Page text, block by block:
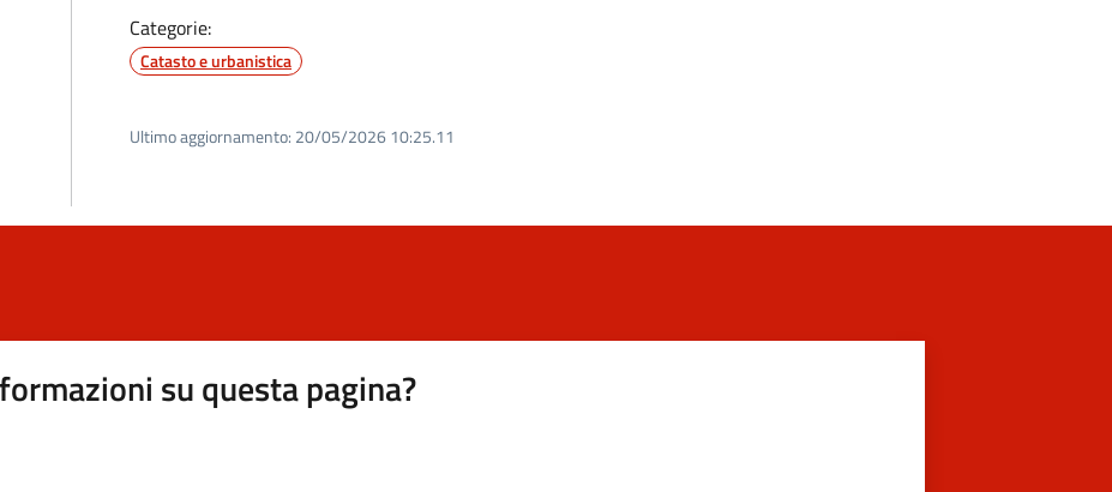
Categorie:
Catasto e urbanistica
Ultimo aggiornamento: 20/05/2026 10:25.11
su questa pagina?